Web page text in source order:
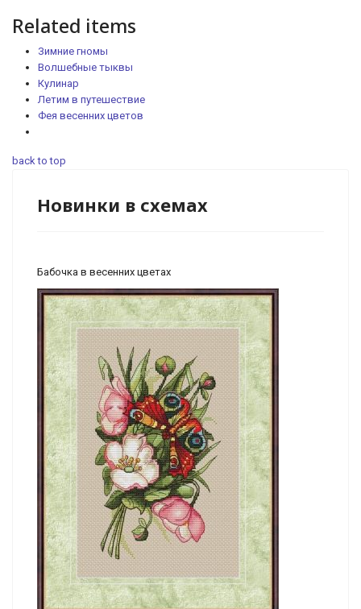
Related items
Зимние гномы
Волшебные тыквы
Кулинар
Летим в путешествие
Фея весенних цветов
back to top
Новинки в схемах
Бабочка в весенних цветах